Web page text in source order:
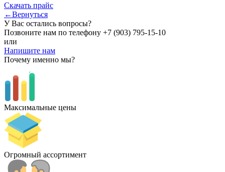
Скачать прайс
←Вернуться
У Вас остались вопросы?
Позвоните нам по телефону +7 (903) 795-15-10
или
Напишите нам
Почему именно мы?
Максимальные цены
Огромный ассортимент